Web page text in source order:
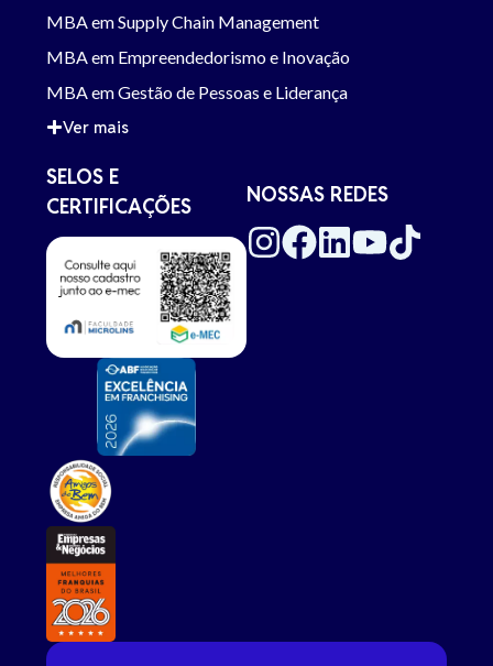
MBA em Supply Chain Management
MBA em Empreendedorismo e Inovação
MBA em Gestão de Pessoas e Liderança
Ver mais
SELOS E
CERTIFICAÇÕES
NOSSAS REDES